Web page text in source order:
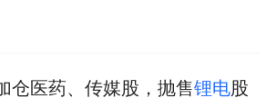
仓医药、传媒股，抛售锂电股